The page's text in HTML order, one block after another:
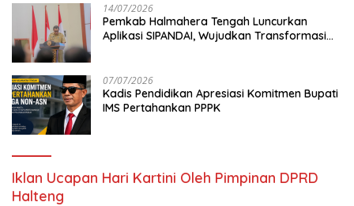
14/07/2026
Pemkab Halmahera Tengah Luncurkan
Aplikasi SIPANDAI, Wujudkan Transformasi
07/07/2026
Kadis Pendidikan Apresiasi Komitmen Bupati
IMS Pertahankan PPPK
Iklan Ucapan Hari Kartini Oleh Pimpinan DPRD
Halteng